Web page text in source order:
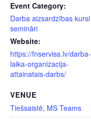
Event Category:
Darba aizsardzības
semināri
Website:
https://fnserviss.lv/darba-
laika-organizacija-
attainatais-darbs/
VENUE
Tiešsaistē, MS Teams